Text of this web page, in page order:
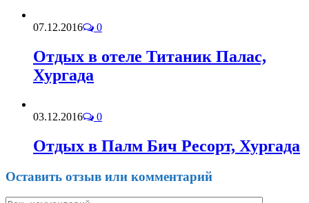
07.12.2016 0
Отдых в отеле Титаник Палас,
Хургада
03.12.2016 0
Отдых в Палм Бич Ресорт, Хургада
Оставить отзыв или комментарий